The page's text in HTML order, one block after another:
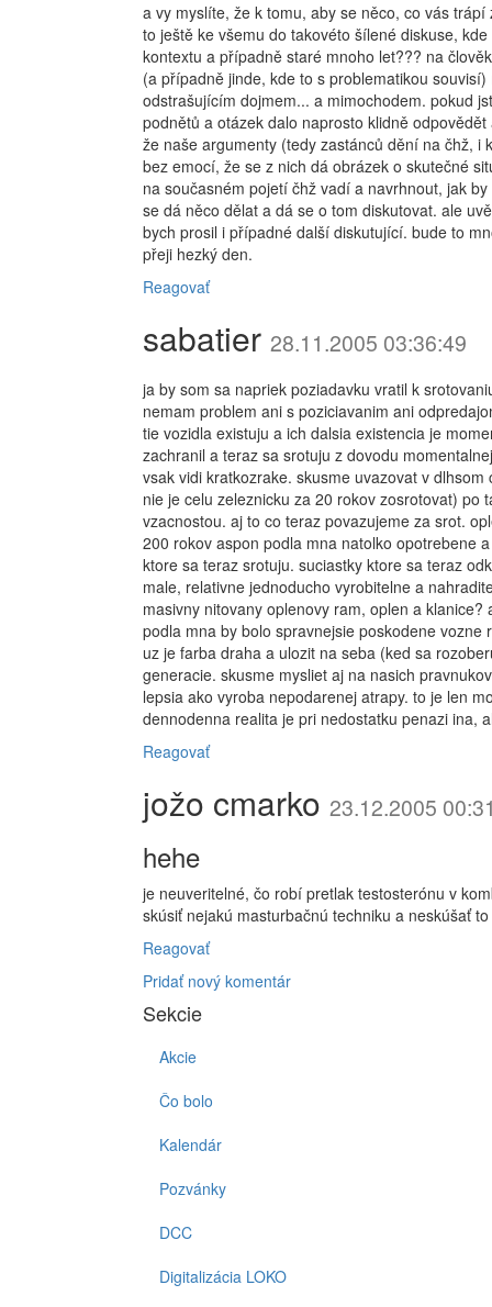
a vy myslíte, že k tomu, aby se něco, co vás
to ještě ke všemu do takovéto šílené diskuse,
kontextu a případně staré mnoho let??? na
(a případně jinde, kde to s problematikou
odstrašujícím dojmem... a mimochodem. pokud
podnětů a otázek dalo naprosto klidně
že naše argumenty (tedy zastánců dění na čhž, i
bez emocí, že se z nich dá obrázek o skutečné
na současném pojetí čhž vadí a navrhnout, jak
se dá něco dělat a dá se o tom diskutovat. ale
bych prosil i případné další diskutující. bude to
přeji hezký den.
Reagovať
sabatier 28.11.2005 03:36:49
ja by som sa napriek poziadavku vratil k
nemam problem ani s poziciavanim ani
tie vozidla existuju a ich dalsia existencia je
zachranil a teraz sa srotuju z dovodu
vsak vidi kratkozrake. skusme uvazovat v
nie je celu zeleznicku za 20 rokov zosrotovat) po
vzacnostou. aj to co teraz povazujeme za srot.
200 rokov aspon podla mna natolko opotrebene
ktore sa teraz srotuju. suciastky ktore sa teraz
male, relativne jednoducho vyrobitelne a
masivny nitovany oplenovy ram, oplen a
podla mna by bolo spravnejsie poskodene
uz je farba draha a ulozit na seba (ked sa
generacie. skusme mysliet aj na nasich
lepsia ako vyroba nepodarenej atrapy. to je len
dennodenna realita je pri nedostatku penazi ina,
Reagovať
jožo cmarko 23.12.2005
hehe
je neuveritelné, čo robí pretlak testosterónu v
skúsiť nejakú masturbačnú techniku a neskúšať
Reagovať
Pridať nový komentár
Sekcie
Akcie
Čo bolo
Kalendár
Pozvánky
DCC
Digitalizácia LOKO